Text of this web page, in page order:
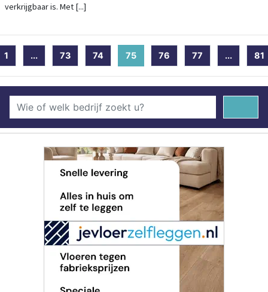
verkrijgbaar is. Met [...]
1 ... 73 74 75(current)
76 77 ... 81